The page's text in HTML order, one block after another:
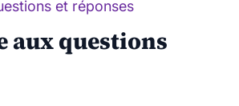
et réponses
aux questions